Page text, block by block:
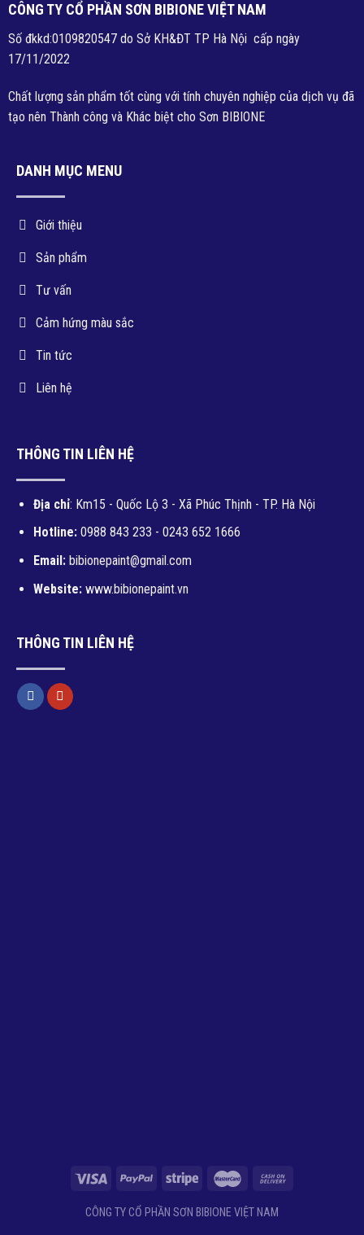
CÔNG TY CỔ PHẦN SƠN BIBIONE VIỆT NAM
Số đkkd:0109820547 do Sở KH&ĐT TP Hà Nội cấp ngày
17/11/2022
Chất lượng sản phẩm tốt cùng với tính chuyên nghiệp của dịch vụ đã
tạo nên Thành công và Khác biệt cho Sơn BIBIONE
DANH MỤC MENU
Giới thiệu
Sản phẩm
Tư vấn
Cảm hứng màu sắc
Tin tức
Liên hệ
THÔNG TIN LIÊN HỆ
Địa chỉ: Km15 - Quốc Lộ 3 - Xã Phúc Thịnh - TP. Hà Nội
Hotline: 0988 843 233 - 0243 652 1666
Email:bibionepaint@gmail.com
Website:www.bibionepaint.vn
THÔNG TIN LIÊN HỆ
CÔNG TY CỔ PHẦN SƠN BIBIONE VIỆT NAM